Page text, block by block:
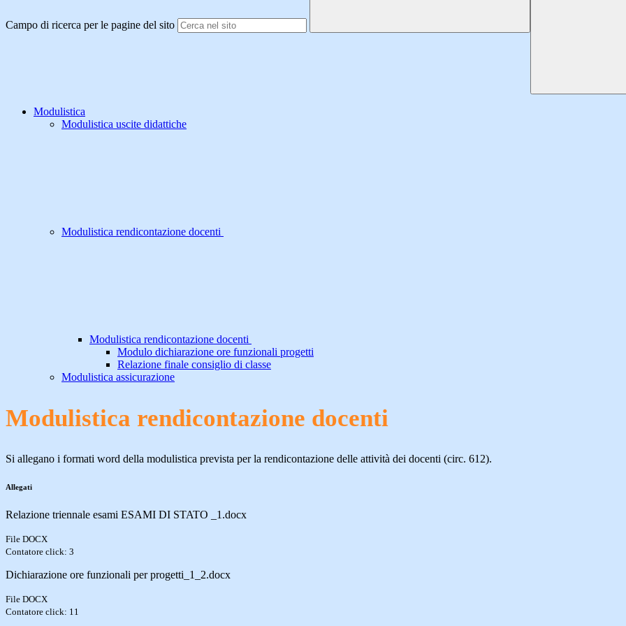
Campo di ricerca per le pagine del sito
Modulistica
Modulistica uscite didattiche
Modulistica rendicontazione docenti
Modulistica rendicontazione docenti
Modulo dichiarazione ore funzionali progetti
Relazione finale consiglio di classe
Modulistica assicurazione
Modulistica rendicontazione docenti
Si allegano i formati word della modulistica prevista per la rendicontazione delle attività dei docenti (circ. 612).
Allegati
Relazione triennale esami ESAMI DI STATO _1.docx
File DOCX
Contatore click: 3
Dichiarazione ore funzionali per progetti_1_2.docx
File DOCX
Contatore click: 11